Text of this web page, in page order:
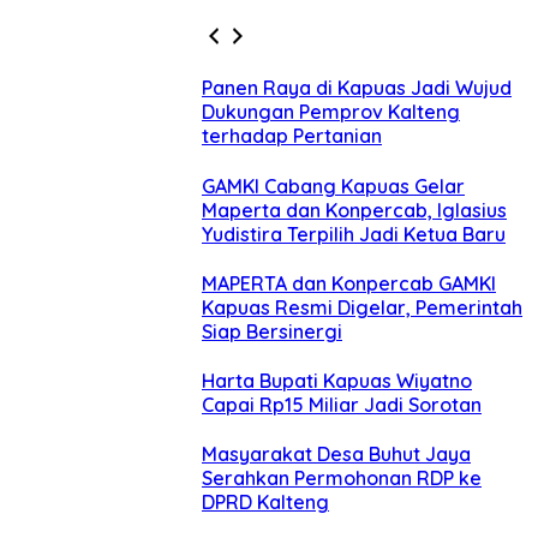
Panen Raya di Kapuas Jadi Wujud
Dukungan Pemprov Kalteng
terhadap Pertanian
GAMKI Cabang Kapuas Gelar
Maperta dan Konpercab, Iglasius
Yudistira Terpilih Jadi Ketua Baru
MAPERTA dan Konpercab GAMKI
Kapuas Resmi Digelar, Pemerintah
Siap Bersinergi
Harta Bupati Kapuas Wiyatno
Capai Rp15 Miliar Jadi Sorotan
Masyarakat Desa Buhut Jaya
Serahkan Permohonan RDP ke
DPRD Kalteng